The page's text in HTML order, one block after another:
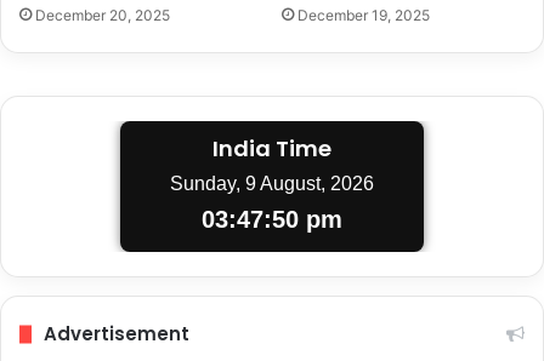
December 20, 2025 December 19, 2025
India Time
Sunday, 9 August, 2026
03:47:50 pm
Advertisement